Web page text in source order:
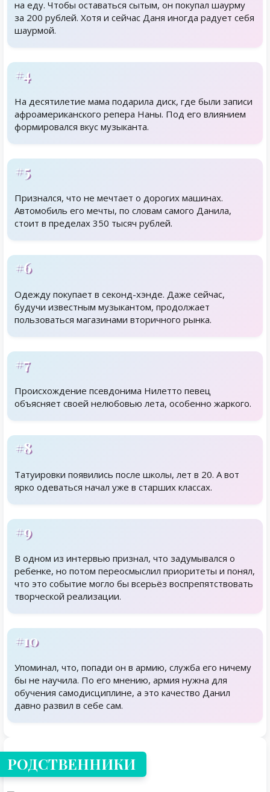
на еду. Чтобы оставаться сытым, он покупал шаурму
за 200 рублей. Хотя и сейчас Даня иногда радует себя
шаурмой.
#4
На десятилетие мама подарила диск, где были записи
афроамериканского репера Наны. Под его влиянием
формировался вкус музыканта.
#5
Признался, что не мечтает о дорогих машинах.
Автомобиль его мечты, по словам самого Данила,
стоит в пределах 350 тысяч рублей.
#6
Одежду покупает в секонд-хэнде. Даже сейчас,
будучи известным музыкантом, продолжает
пользоваться магазинами вторичного рынка.
#7
Происхождение псевдонима Нилетто певец
объясняет своей нелюбовью лета, особенно жаркого.
#8
Татуировки появились после школы, лет в 20. А вот
ярко одеваться начал уже в старших классах.
#9
В одном из интервью признал, что задумывался о
ребенке, но потом переосмыслил приоритеты и понял,
что это событие могло бы всерьёз воспрепятствовать
творческой реализации.
#10
Упоминал, что, попади он в армию, служба его ничему
бы не научила. По его мнению, армия нужна для
обучения самодисциплине, а это качество Данил
давно развил в себе сам.
Родственники
РОДСТВЕННИКИ